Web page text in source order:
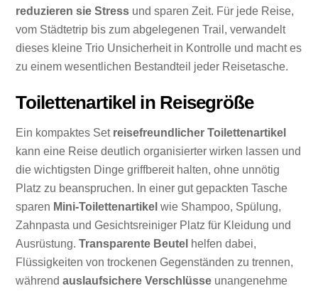
reduzieren sie Stress und sparen Zeit. Für jede Reise,
vom Städtetrip bis zum abgelegenen Trail, verwandelt
dieses kleine Trio Unsicherheit in Kontrolle und macht es
zu einem wesentlichen Bestandteil jeder Reisetasche.
Toilettenartikel in Reisegröße
Ein kompaktes Set reisefreundlicher Toilettenartikel
kann eine Reise deutlich organisierter wirken lassen und
die wichtigsten Dinge griffbereit halten, ohne unnötig
Platz zu beanspruchen. In einer gut gepackten Tasche
sparen Mini-Toilettenartikel wie Shampoo, Spülung,
Zahnpasta und Gesichtsreiniger Platz für Kleidung und
Ausrüstung.Transparente Beutel helfen dabei,
Flüssigkeiten von trockenen Gegenständen zu trennen,
währendauslaufsichere Verschlüsse unangenehme